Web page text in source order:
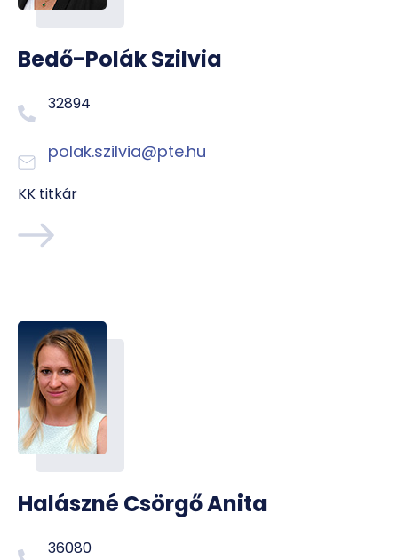
Bedő-Polák Szilvia
32894
polak.szilvia@pte.hu
KK titkár
Halászné Csörgő Anita
36080